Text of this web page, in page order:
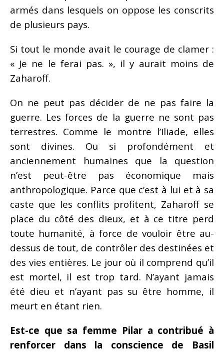
armés dans lesquels on oppose les conscrits
de plusieurs pays.
Si tout le monde avait le courage de clamer :
« Je ne le ferai pas. », il y aurait moins de
Zaharoff.
On ne peut pas décider de ne pas faire la
guerre. Les forces de la guerre ne sont pas
terrestres. Comme le montre l’Iliade, elles
sont divines. Ou si profondément et
anciennement humaines que la question
n’est peut-être pas économique mais
anthropologique. Parce que c’est à lui et à sa
caste que les conflits profitent, Zaharoff se
place du côté des dieux, et à ce titre perd
toute humanité, à force de vouloir être au-
dessus de tout, de contrôler des destinées et
des vies entières. Le jour où il comprend qu’il
est mortel, il est trop tard. N’ayant jamais
été dieu et n’ayant pas su être homme, il
meurt en étant rien.
Est-ce que sa femme Pilar a contribué à
renforcer dans la conscience de Basil